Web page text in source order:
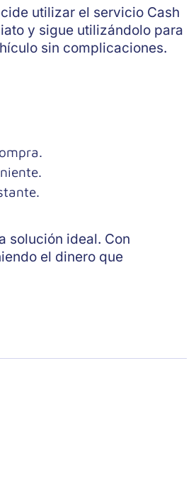
utilizar el servicio Cash
y sigue utilizándolo para
sin complicaciones.
solución ideal. Con
el dinero que